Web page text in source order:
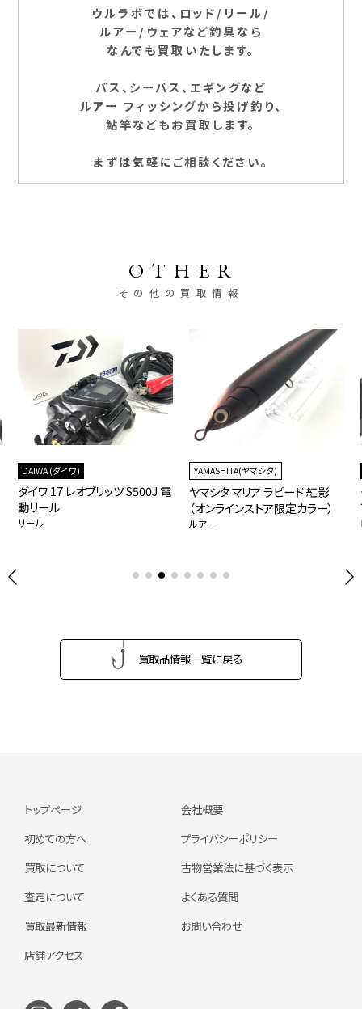
ウルラボでは、ロッド/リール/
ルアー/ウェアなど釣具なら
なんでも買取いたします。
バス、シーバス、エギングなど
ルアー フィッシングから投げ釣り、
鮎竿などもお買取します。
まずは気軽にご相談ください。
OTHER
その他の買取情報
DAIWA (ダイワ)
ダイワ 17 レオブリッツ S500J 電
動リール
リール
YAMASHITA(ヤマシタ)
ヤマシタ マリア ラピード 紅影
（オンラインストア限定カラー）
ルアー
買取品情報一覧に戻る
トップページ
初めての方へ
買取について
査定について
買取最新情報
店舗アクセス
会社概要
プライバシーポリシー
古物営業法に基づく表示
よくある質問
お問い合わせ